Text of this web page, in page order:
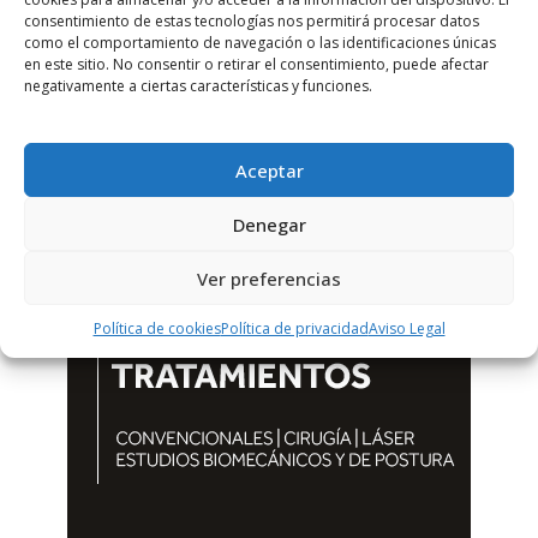
consentimiento de estas tecnologías nos permitirá procesar datos
como el comportamiento de navegación o las identificaciones únicas
en este sitio. No consentir o retirar el consentimiento, puede afectar
negativamente a ciertas características y funciones.
Aceptar
Denegar
Ver preferencias
Política de cookiesPolítica de privacidadAviso Legal